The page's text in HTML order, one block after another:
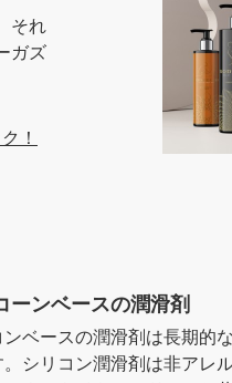
それ
ガズ
！
ーンベースの潤滑剤
ンベースの潤滑剤は長期的
。シリコン潤滑剤は非アレ